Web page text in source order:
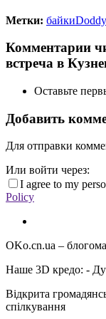
Метки: байкиDoddy
Комментарии
встреча в
Оставьте
Добавить
Для отправки
Или войти через:
I agree to my
Policy
OKo.cn.ua –
Наше 3D кредо: -
Відкрита
спілкування